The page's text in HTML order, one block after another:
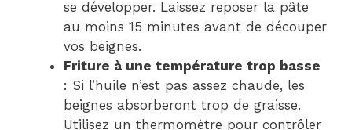
se développer. Laissez reposer la pâte
au moins 15 minutes avant de découper
vos beignes.
Friture à une température trop basse
: Si l’huile n’est pas assez chaude, les
beignes absorberont trop de graisse.
Utilisez un thermomètre pour contrôler